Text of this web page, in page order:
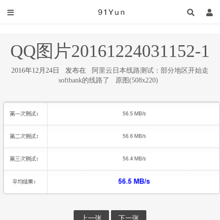
QQ图片20161224031152-1
2016年12月24日 发布在
阿里云日本线路测试：部分地区开始走
softbank的线路了
原图(508x220)
上一张 下一张